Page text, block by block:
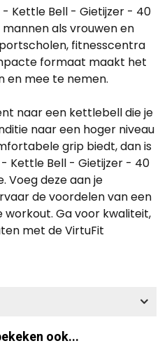
Kettle Bell - Gietijzer - 40
als vrouwen en
fitnesscentra
formaat maakt het
en mee te nemen.
naar een kettlebell die je
naar een hoger niveau
grip biedt, dan is
Kettle Bell - Gietijzer - 40
Voeg deze aan je
de voordelen van een
Ga voor kwaliteit,
met de VirtuFit
ook...